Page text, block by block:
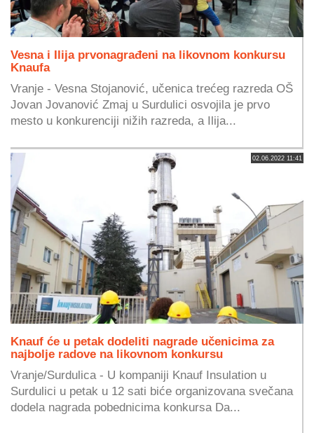
Vesna i Ilija prvonagrađeni na likovnom konkursu
Knaufa
Vranje - Vesna Stojanović, učenica trećeg razreda OŠ
Jovan Jovanović Zmaj u Surdulici osvojila je prvo
mesto u konkurenciji nižih razreda, a Ilija...
02.06.2022 11:41
Knauf će u petak dodeliti nagrade učenicima za
najbolje radove na likovnom konkursu
Vranje/Surdulica - U kompaniji Knauf Insulation u
Surdulici u petak u 12 sati biće organizovana svečana
dodela nagrada pobednicima konkursa Da...